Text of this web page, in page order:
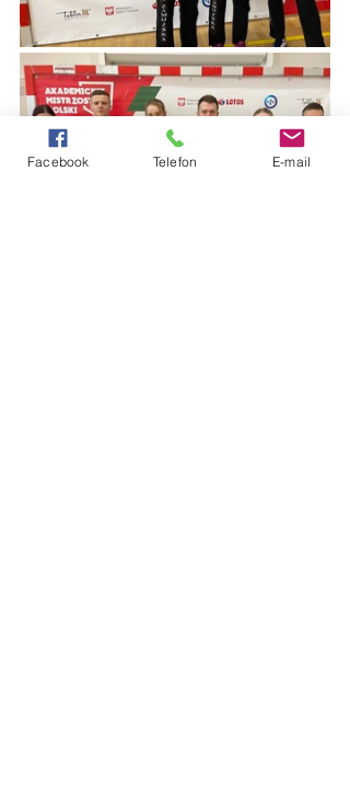
Facebook Telefon E-mail